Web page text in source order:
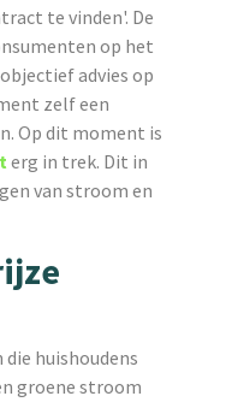
te vinden'. De
op het
advies op
zelf een
Op dit moment is
erg in trek. Dit in
van stroom en
huishoudens
groene stroom